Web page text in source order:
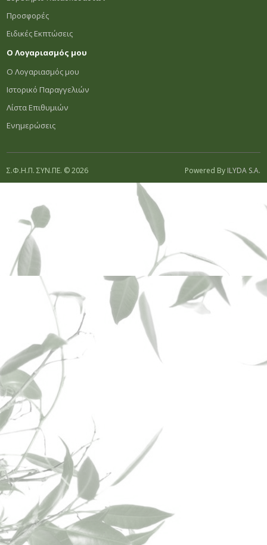
Προσφορές
Ειδικές Εκπτώσεις
Ο Λογαριασμός μου
Ο Λογαριασμός μου
Ιστορικό Παραγγελιών
Λίστα Επιθυμιών
Ενημερώσεις
Powered By ILYDA S.A.
Σ.Φ.Η.Π. ΣΥΝ.ΠΕ. © 2026